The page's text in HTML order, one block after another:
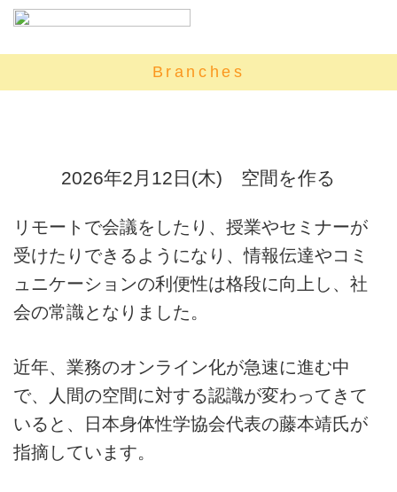
Branches
2026年2月12日(木) 空間を作る
リモートで会議をしたり、授業やセミナーが
受けたりできるようになり、情報伝達やコミ
ュニケーションの利便性は格段に向上し、社
会の常識となりました。
近年、業務のオンライン化が急速に進む中
で、人間の空間に対する認識が変わってきて
いると、日本身体性学協会代表の藤本靖氏が
指摘しています。